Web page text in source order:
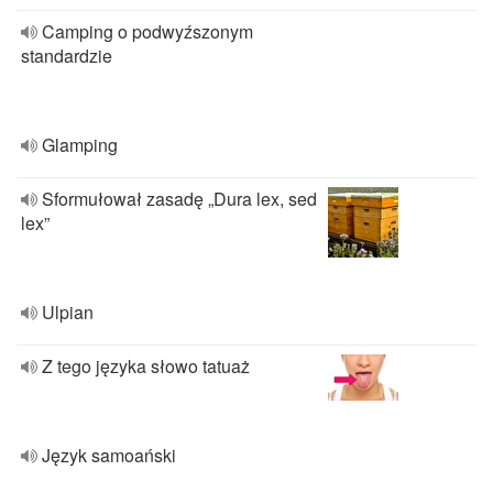
Camping o podwyźszonym
standardzie
Glamping
Sformułował zasadę „Dura lex, sed
lex”
Ulpian
Z tego języka słowo tatuaż
Język samoański